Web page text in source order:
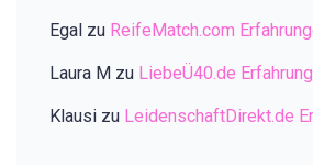
Egal zu ReifeMatch.com
Laura M zu LiebeÜ40.de
Klausi zu LeidenschaftDirekt.de